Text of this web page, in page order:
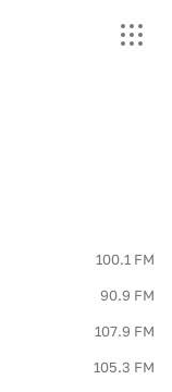
100.1 FM
90.9 FM
107.9 FM
105.3 FM